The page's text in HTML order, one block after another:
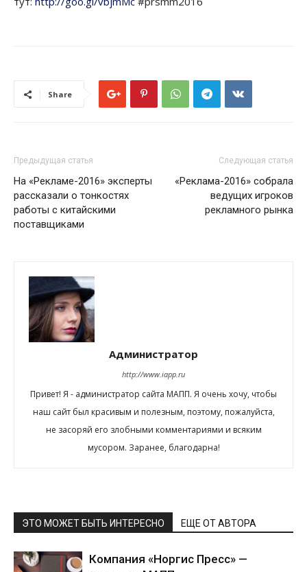
Share
Предыдущая статья
На «Рекламе-2016» эксперты
рассказали о тонкостях
работы с китайскими
поставщиками
Следующая статья
«Реклама-2016» собрала
ведущих игроков
рекламного рынка
Администратор
http://www.iapp.ru
Привет! Я - администратор сайта МАПП. Я очень хочу, чтобы
наш сайт был красивым и полезным, поэтому, пожалуйста,
не засоряй его злобными комментариями и всяким
мусором. Заранее, благодарна!
ЭТО МОЖЕТ БЫТЬ ИНТЕРЕСНО ЕЩЕ ОТ АВТОРА
Компания «Норгис Пресс» —